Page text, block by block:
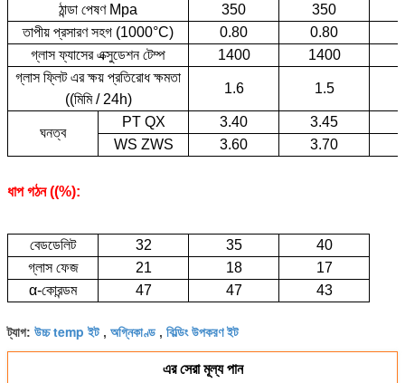
ঠান্ডা পেষণ Mpa
350 350
তাপীয় প্রসারণ সহগ (1000°C)
0.80 0.80
গ্লাস ফ্যাসের এক্সুডেশন টেম্প
1400 1400
গ্লাস ফ্লিট এর ক্ষয় প্রতিরোধ ক্ষমতা
((মিমি / 24h)
1.6 1.5
ঘনত্ব
PT QX 3.40 3.45
WS ZWS
3.60 3.70
ধাপ গঠন ((%):
বেডডেলিট 32 35
40
গ্লাস ফেজ
21 18
17
α-কোরন্ডম
47 47 43
ট্যাগ: উচ্চ temp ইট, অগ্নিকাণ্ড , বিল্ডিং উপকরণ ইট
এর সেরা মূল্য পান